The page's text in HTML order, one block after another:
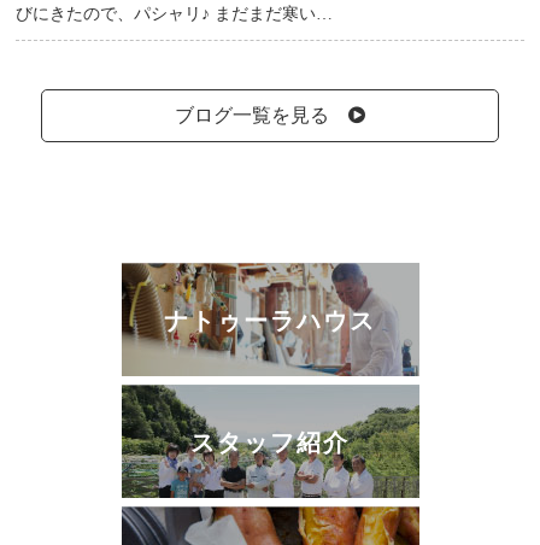
びにきたので、パシャリ♪ まだまだ寒い…
ブログ一覧を見る
ナトゥーラハウス
スタッフ紹介